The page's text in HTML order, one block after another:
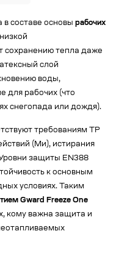
составе основы рабочих
сохранению тепла даже
слой
воды,
для рабочих (что
снегопада или дождя).
требованиям ТР
(Ми), истирания
защиты EN388
к основным
условиях. Таким
Gward Freeze One
кому важна защита и